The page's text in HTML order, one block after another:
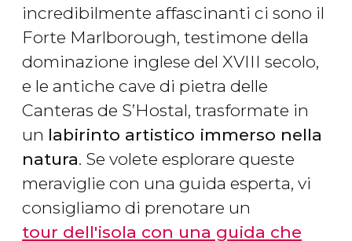
incredibilmente affascinanti ci sono il
Forte Marlborough, testimone della
dominazione inglese del XVIII secolo,
e le antiche cave di pietra delle
Canteras de S’Hostal, trasformate in
un labirinto artistico immerso nella
natura. Se volete esplorare queste
meraviglie con una guida esperta, vi
consigliamo di prenotare un
tour dell'isola con una guida che